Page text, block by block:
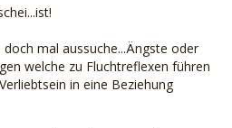
mal aussuche...Ängste oder
welche zu Fluchtreflexen führen
in eine Beziehung